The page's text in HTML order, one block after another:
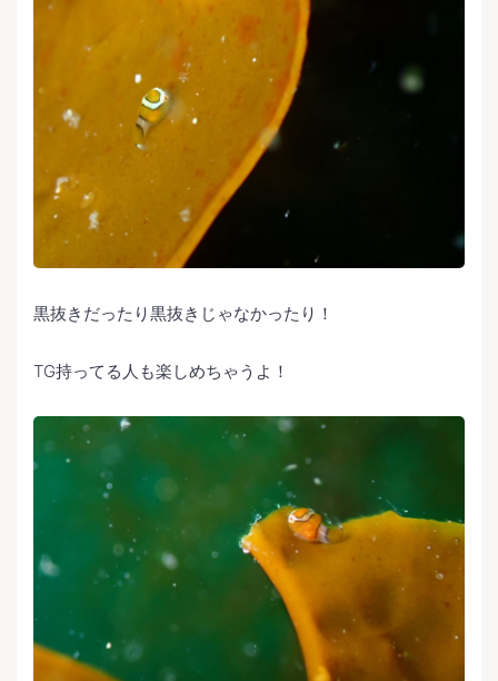
黒抜きだったり黒抜きじゃなかったり！
TG持ってる人も楽しめちゃうよ！